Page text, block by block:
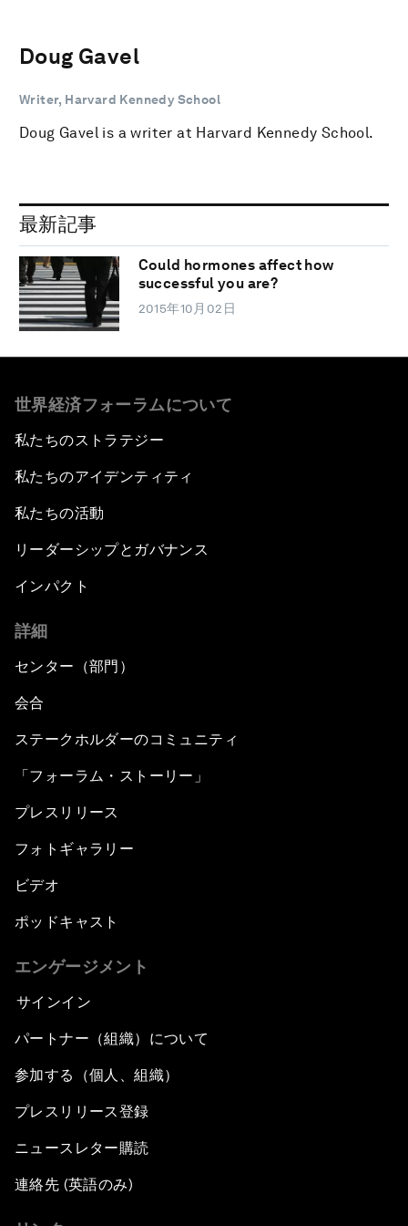
Doug Gavel
Writer, Harvard Kennedy School
Doug Gavel is a writer at Harvard Kennedy School.
最新記事
Could hormones affect how
successful you are?
2015年10月02日
世界経済フォーラムについて
私たちのストラテジー
私たちのアイデンティティ
私たちの活動
リーダーシップとガバナンス
インパクト
詳細
センター（部門）
会合
ステークホルダーのコミュニティ
「フォーラム・ストーリー」
プレスリリース
フォトギャラリー
ビデオ
ポッドキャスト
エンゲージメント
サインイン
パートナー（組織）について
参加する（個人、組織）
プレスリリース登録
ニュースレター購読
連絡先 (英語のみ)